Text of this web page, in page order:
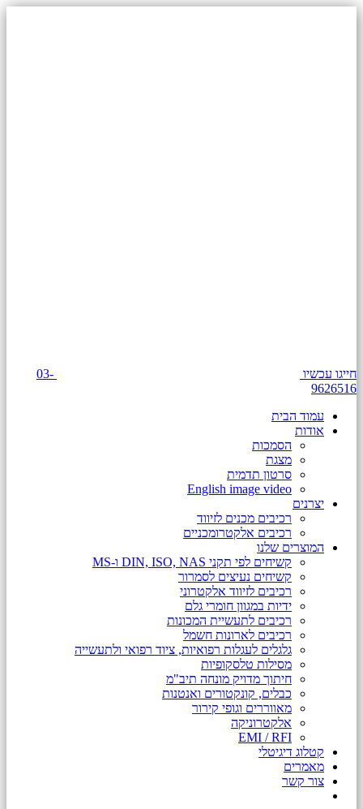
חייגו עכשיו
03-
9626516
עמוד הבית
אודות
הסמכות
מצגת
סרטון תדמית
English image video
יצרנים
רכיבים מכנים לזיווד
רכיבים אלקטרומכניים
המוצרים שלנו
קשיחים לפי תקני DIN, ISO, NAS ו-MS
קשיחים נעיצים לסמרור
רכיבים לזיווד אלקטרוני
ידיות במגוון חומרי גלם
רכיבים לתעשיית המכונות
רכיבים לארונות חשמל
גלגלים לעגלות רפואיות, ציוד רפואי ולתעשייה
מסילות טלסקופיות
חיתוך מדויק מונחה תיב"מ
כבלים, קונקטורים ואנטנות
מאווררים וגופי קירור
אלקטרוניקה
EMI / RFI
קטלוג דיגיטלי
מאמרים
צור קשר